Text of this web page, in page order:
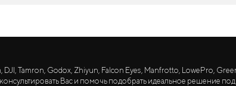
Tamron, Godox, Zhiyun, Falcon Eyes, Manfrotto, LowePro,
Вас и помочь подобрать идеальное решение